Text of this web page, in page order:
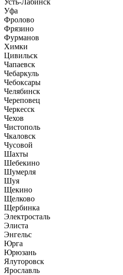
Усть-Лабинск
Уфа
Фролово
Фрязино
Фурманов
Химки
Цивильск
Чапаевск
Чебаркуль
Чебоксары
Челябинск
Череповец
Черкесск
Чехов
Чистополь
Чкаловск
Чусовой
Шахты
Шебекино
Шумерля
Шуя
Щекино
Щелково
Щербинка
Электросталь
Элиста
Энгельс
Юрга
Юрюзань
Ялуторовск
Ярославль